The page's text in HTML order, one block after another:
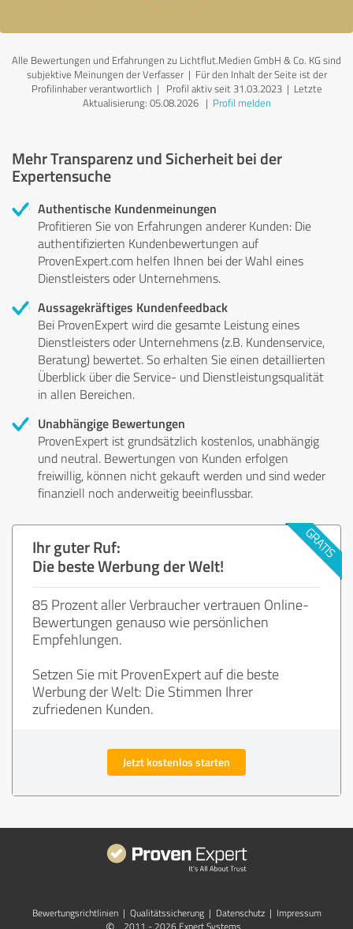
Alle Bewertungen und Erfahrungen zu Lichtflut.Medien GmbH & Co. KG sind
subjektive Meinungen der Verfasser | Für den Inhalt der Seite ist der
Profilinhaber verantwortlich | Profil aktiv seit 31.03.2023 | Letzte
Aktualisierung: 05.08.2026| Profil melden
Mehr Transparenz und Sicherheit bei der
Expertensuche
Authentische Kundenmeinungen
Profitieren Sie von Erfahrungen anderer Kunden: Die
authentifizierten Kundenbewertungen auf
ProvenExpert.com helfen Ihnen bei der Wahl eines
Dienstleisters oder Unternehmens.
Aussagekräftiges Kundenfeedback
Bei ProvenExpert wird die gesamte Leistung eines
Dienstleisters oder Unternehmens (z.B. Kundenservice,
Beratung) bewertet. So erhalten Sie einen detaillierten
Überblick über die Service- und Dienstleistungsqualität
in allen Bereichen.
Unabhängige Bewertungen
ProvenExpert ist grundsätzlich kostenlos, unabhängig
und neutral. Bewertungen von Kunden erfolgen
freiwillig, können nicht gekauft werden und sind weder
finanziell noch anderweitig beeinflussbar.
Ihr guter Ruf:
Die beste Werbung der Welt!
85 Prozent aller Verbraucher vertrauen Online-
Bewertungen genauso wie persönlichen
Empfehlungen.
Setzen Sie mit ProvenExpert auf die beste
Werbung der Welt: Die Stimmen Ihrer
zufriedenen Kunden.
Jetzt kostenlos starten
Bewertungs­richtlinien | Qualitätssicherung | Datenschutz | Impressum
2011 - 2026 Expert Systems